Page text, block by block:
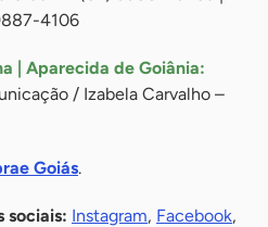
4106
| Aparecida de Goiânia:
/ Izabela Carvalho –
Goiás.
sociais: Instagram, Facebook,